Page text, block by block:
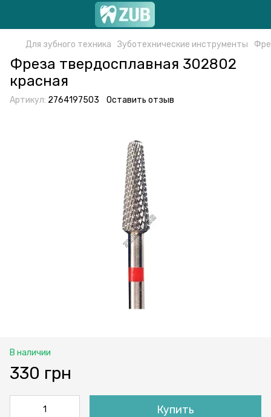
Для зубного техника Зуботехнические инструменты
Фреза твердосплавная 302802
красная
Артикул: 2764197503 Оставить отзыв
В наличии
330 грн
Купить